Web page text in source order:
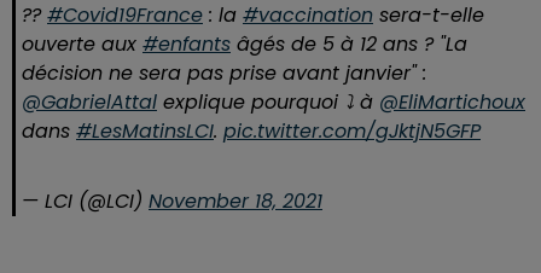
??️#Covid19France : la #vaccination sera-t-elle
ouverte aux #enfants âgés de 5 à 12 ans ? "La
décision ne sera pas prise avant janvier" :
@GabrielAttal explique pourquoi ⤵ à @EliMartichoux
dans #LesMatinsLCI. pic.twitter.com/gJktjN5GFP
— LCI (@LCI) November 18, 2021